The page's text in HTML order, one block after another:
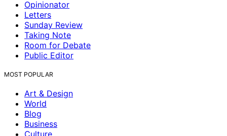
Opinionator
Letters
Sunday Review
Taking Note
Room for Debate
Public Editor
MOST POPULAR
Art & Design
World
Blog
Business